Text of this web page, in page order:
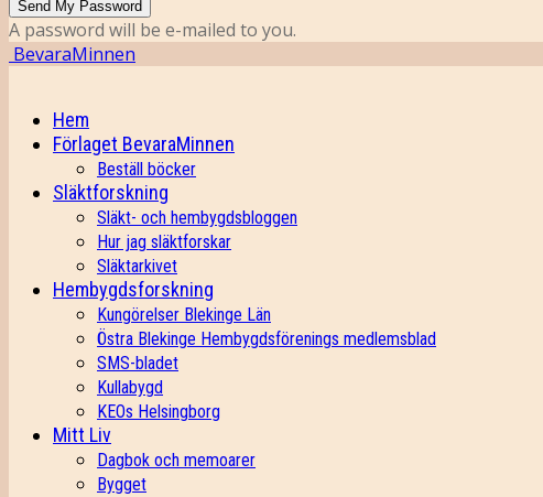
A password will be e-mailed to you.
BevaraMinnen
Hem
Förlaget BevaraMinnen
Beställ böcker
Släktforskning
Släkt- och hembygdsbloggen
Hur jag släktforskar
Släktarkivet
Hembygdsforskning
Kungörelser Blekinge Län
Östra Blekinge Hembygdsförenings medlemsblad
SMS-bladet
Kullabygd
KEOs Helsingborg
Mitt Liv
Dagbok och memoarer
Bygget